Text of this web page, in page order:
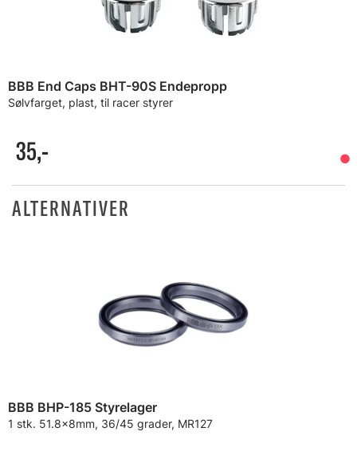
BBB End Caps BHT-90S Endepropp
Sølvfarget, plast, til racer styrer
35,-
ALTERNATIVER
BBB BHP-185 Styrelager
1 stk. 51.8x8mm, 36/45 grader, MR127